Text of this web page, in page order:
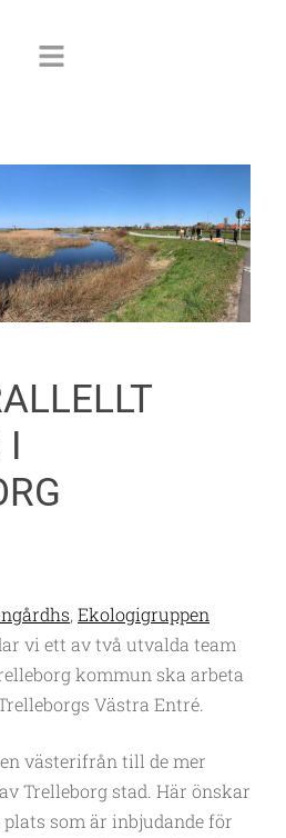
I
, Ekologigruppen
vi ett av två utvalda team
kommun ska arbeta
Västra Entré.
västerifrån till de mer
Trelleborg stad. Här önskar
som är inbjudande för